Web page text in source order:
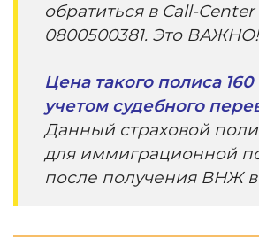
обратиться в Call-
0800500381. Это ВАЖНО!
Цена такого полиса
учетом судебного
Данный страховой
для иммиграционной
после получения ВНЖ